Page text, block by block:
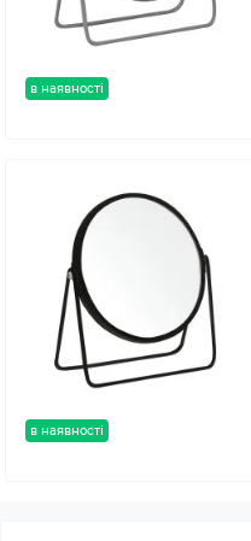
в наявності
в наявності